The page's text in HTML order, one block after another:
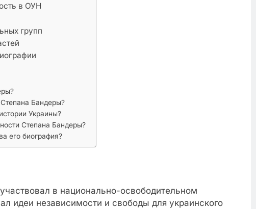
в ОУН
групп
Бандеры?
Украины?
Степана Бандеры?
его биография?
в национально-освободительном
идеи независимости и свободы для украинского